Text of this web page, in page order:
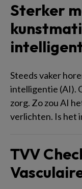
Sterker
Steeds vaker
intelligentie (AI).
zorg. Zo zou AI
verlichten. Is het
TVV